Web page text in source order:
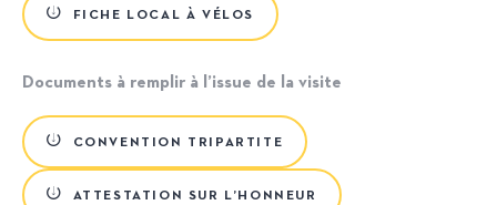
FICHE LOCAL À VÉLOS
Documents à remplir à l’issue de la visite
CONVENTION TRIPARTITE
ATTESTATION SUR L’HONNEUR